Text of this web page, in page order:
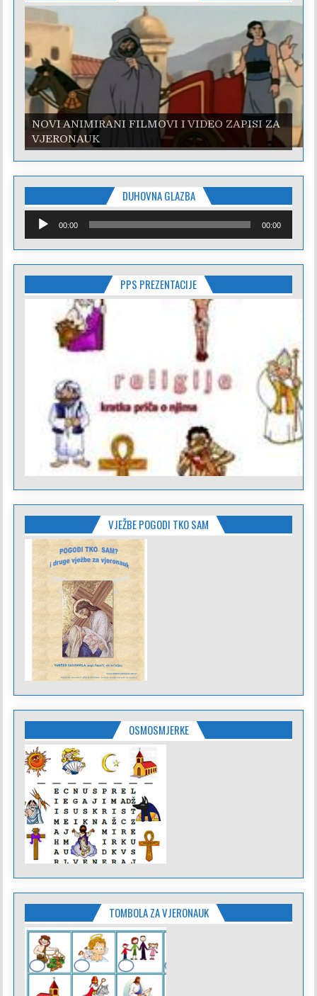
NOVI ANIMIRANI FILMOVI I VIDEO ZAPISI ZA
VJERONAUK
DUHOVNA GLAZBA
Reproduktor
audiozapisa
00:00 00:00
PPS PREZENTACIJE
VJEŽBE POGODI TKO SAM
OSMOSMJERKE
TOMBOLA ZA VJERONAUK